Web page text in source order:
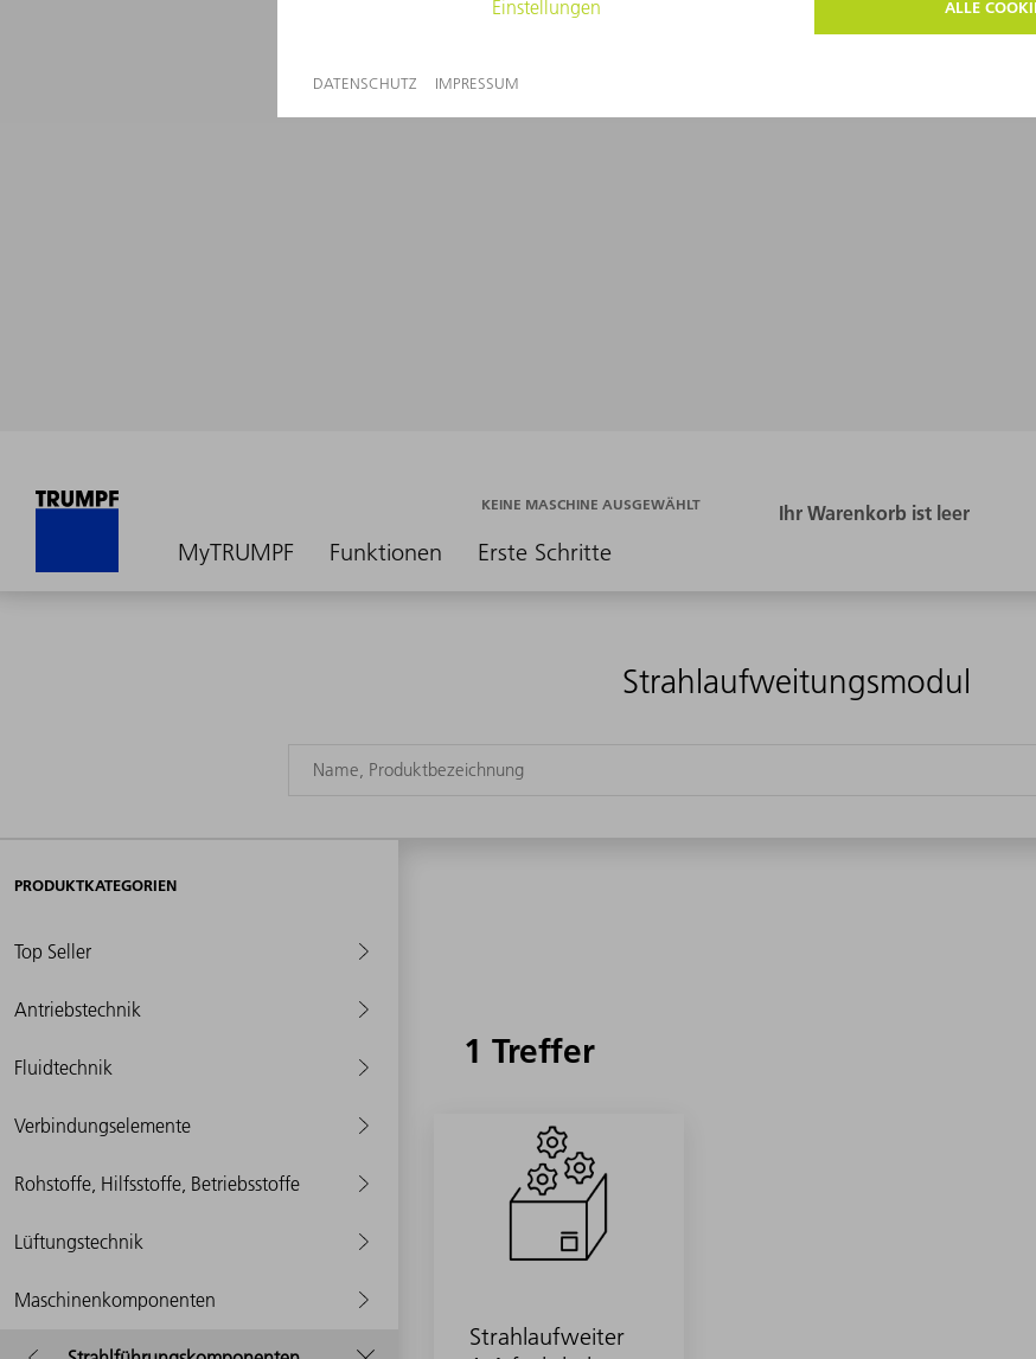
MyTRUMPF Funktionen Erste Schritte
KEINE MASCHINE AUSGEWÄHLT
Strahlaufweitungsmodul
PRODUKTKATEGORIEN
Top Seller
Antriebstechnik
Fluidtechnik
Verbindungselemente
Rohstoffe, Hilfsstoffe, Betriebsstoffe
Lüftungstechnik
Maschinenkomponenten
1 Treffer
Strahlaufweiter